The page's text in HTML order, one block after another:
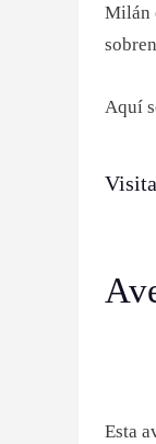
Milán
Aquí
Esta